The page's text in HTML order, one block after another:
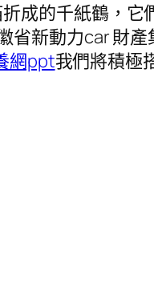
成的千紙鶴，
省新動力car 財
網ppt我們將積極